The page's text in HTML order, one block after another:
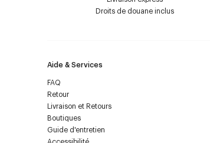
Droits de douane inclus
Aide & Services
FAQ
Retour
Livraison et Retours
Boutiques
Guide d'entretien